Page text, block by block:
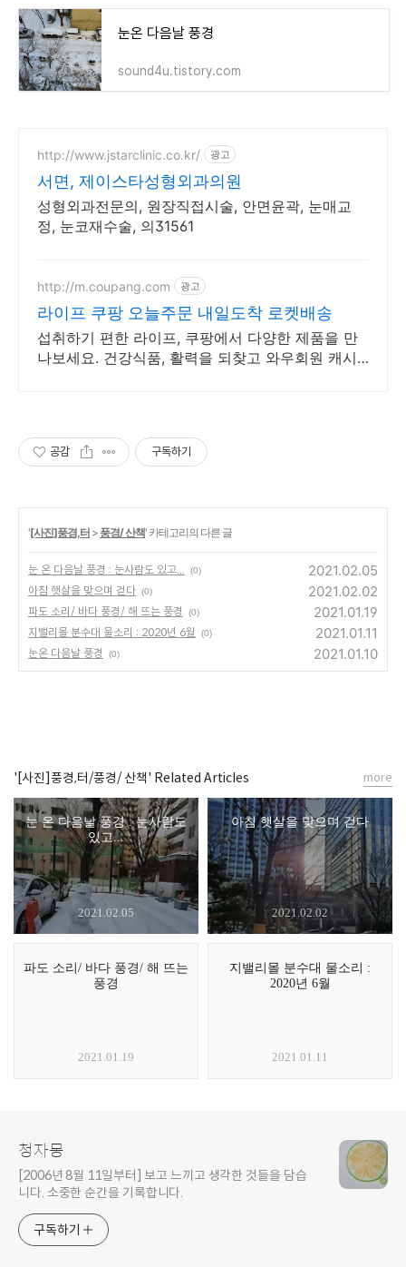
눈온 다음날 풍경
sound4u.tistory.com
http://www.jstarclinic.co.kr/ 광고
서면, 제이스타성형외과의원
성형외과전문의, 원장직접시술, 안면윤곽, 눈매교
정, 눈코재수술, 의31561
http://m.coupang.com 광고
라이프 쿠팡 오늘주문 내일도착 로켓배송
섭취하기 편한 라이프, 쿠팡에서 다양한 제품을 만
나보세요. 건강식품, 활력을 되찾고 와우회원 캐시
공감 구독하기
'[사진]풍경,터 > 풍경/ 산책' 카테고리의 다른 글
눈 온 다음날 풍경 : 눈사람도 있고... (0) 2021.02.05
아침 햇살을 맞으며 걷다 (0) 2021.02.02
파도 소리/ 바다 풍경/ 해 뜨는 풍경 (0) 2021.01.19
지밸리몰 분수대 물소리 : 2020년 6월 (0) 2021.01.11
눈온 다음날 풍경 (0) 2021.01.10
'[사진]풍경,터/풍경/ 산책' Related Articles
눈 온 다음날 풍경 : 눈사람도
있고...
2021.02.05
아침 햇살을 맞으며 걷다
2021.02.02
파도 소리/ 바다 풍경/ 해 뜨는
풍경
2021.01.19
지밸리몰 분수대 물소리 :
2020년 6월
2021.01.11
more
청자몽
[2006년 8월 11일부터] 보고 느끼고 생각한 것들을 담습
니다. 소중한 순간을 기록합니다.
구독하기